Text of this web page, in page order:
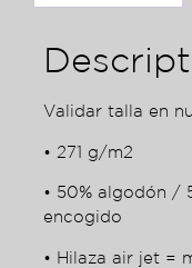
Validar talla en
• 271 g/m2
• 50% algodón /
encogido
• Hilaza air jet =